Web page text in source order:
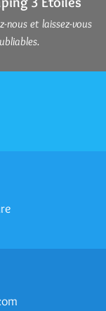
nous et laissez-vous